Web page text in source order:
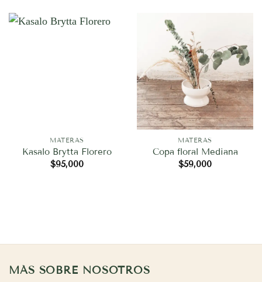
MATERAS
Kasalo Brytta Florero
$95,000
MATERAS
Copa floral Mediana
$59,000
MÁS SOBRE NOSOTROS